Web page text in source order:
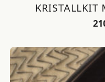
KRISTALLKIT